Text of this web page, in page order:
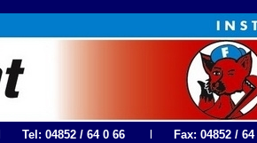
Tel: 04852 / 64 0 66 Fax: 04852 /